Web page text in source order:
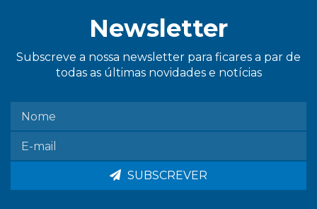
Newsletter
Subscreve a nossa newsletter para ficares a par de
todas as últimas novidades e notícias
SUBSCREVER